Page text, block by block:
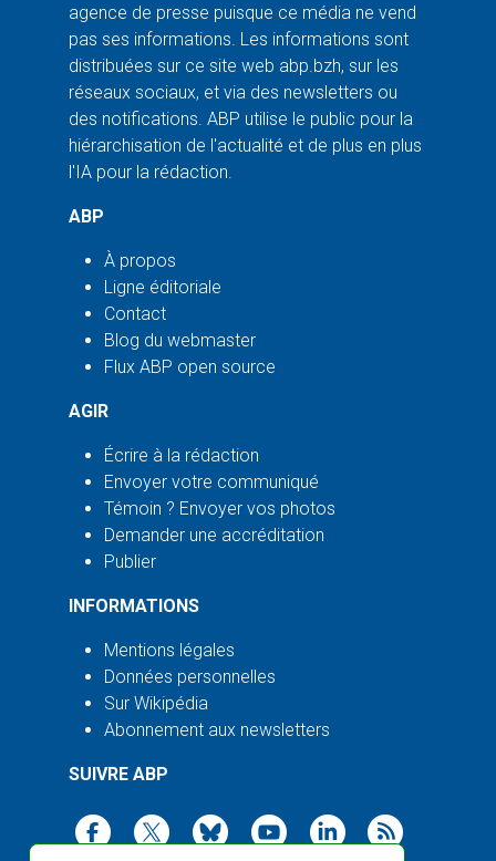
agence de presse puisque ce média ne vend
pas ses informations. Les informations sont
distribuées sur ce site web abp.bzh, sur les
réseaux sociaux, et via des newsletters ou
des notifications. ABP utilise le public pour la
hiérarchisation de l'actualité et de plus en plus
l'IA pour la rédaction.
ABP
À propos
Ligne éditoriale
Contact
Blog du webmaster
Flux ABP open source
AGIR
Écrire à la rédaction
Envoyer votre communiqué
Témoin ? Envoyer vos photos
Demander une accréditation
Publier
INFORMATIONS
Mentions légales
Données personnelles
Sur Wikipédia
Abonnement aux newsletters
SUIVRE ABP